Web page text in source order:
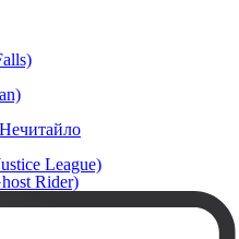
League)
Rider)